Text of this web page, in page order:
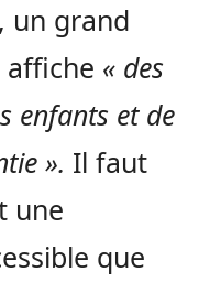
un grand
affiche « des
enfants et de
». Il faut
une
que